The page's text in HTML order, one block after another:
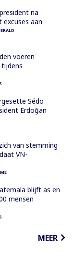
na
excuses aan
voeren
Sédo
Erdoğan
van stemming
VN-
blijft as en
mensen
MEER